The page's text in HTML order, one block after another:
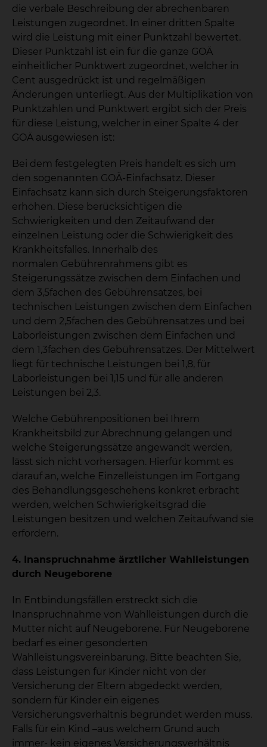
die verbale Beschreibung der abrechenbaren
Leistungen zugeordnet. In einer dritten Spalte
wird die Leistung mit einer Punktzahl bewertet.
Dieser Punktzahl ist ein für die ganze GOÄ
einheitlicher Punktwert zugeordnet, welcher in
Cent ausgedrückt ist und regelmäßigen
Änderungen unterliegt. Aus der Multiplikation von
Punktzahlen und Punktwert ergibt sich der Preis
für diese Leistung, welcher in einer Spalte 4 der
GOÄ ausgewiesen ist:
Bei dem festgelegten Preis handelt es sich um
den sogenannten GOÄ-Einfachsatz. Dieser
Einfachsatz kann sich durch Steigerungsfaktoren
erhöhen. Diese berücksichtigen die
Schwierigkeiten und den Zeitaufwand der
einzelnen Leistung oder die Schwierigkeit des
Krankheitsfalles. Innerhalb des
normalen Gebührenrahmens gibt es
Steigerungssätze zwischen dem Einfachen und
dem 3,5fachen des Gebührensatzes, bei
technischen Leistungen zwischen dem Einfachen
und dem 2,5fachen des Gebührensatzes und bei
Laborleistungen zwischen dem Einfachen und
dem 1,3fachen des Gebührensatzes. Der Mittelwert
liegt für technische Leistungen bei 1,8, für
Laborleistungen bei 1,15 und für alle anderen
Leistungen bei 2,3.
Welche Gebührenpositionen bei Ihrem
Krankheitsbild zur Abrechnung gelangen und
welche Steigerungssätze angewandt werden,
lässt sich nicht vorhersagen. Hierfür kommt es
darauf an, welche Einzelleistungen im Fortgang
des Behandlungsgeschehens konkret erbracht
werden, welchen Schwierigkeitsgrad die
Leistungen besitzen und welchen Zeitaufwand sie
erfordern.
4. Inanspruchnahme ärztlicher Wahlleistungen
durch Neugeborene
In Entbindungsfällen erstreckt sich die
Inanspruchnahme von Wahlleistungen durch die
Mutter nicht auf Neugeborene. Für Neugeborene
bedarf es einer gesonderten
Wahlleistungsvereinbarung. Bitte beachten Sie,
dass Leistungen für Kinder nicht von der
Versicherung der Eltern abgedeckt werden,
sondern für Kinder ein eigenes
Versicherungsverhältnis begründet werden muss.
Falls für ein Kind –aus welchem Grund auch
immer- kein eigenes Versicherungsverhältnis